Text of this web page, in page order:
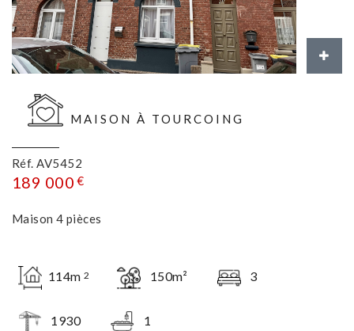
MAISON À TOURCOING
Réf. AV5452
189 000 €
Maison 4 pièces
114m 2 150m² 3
1930 1